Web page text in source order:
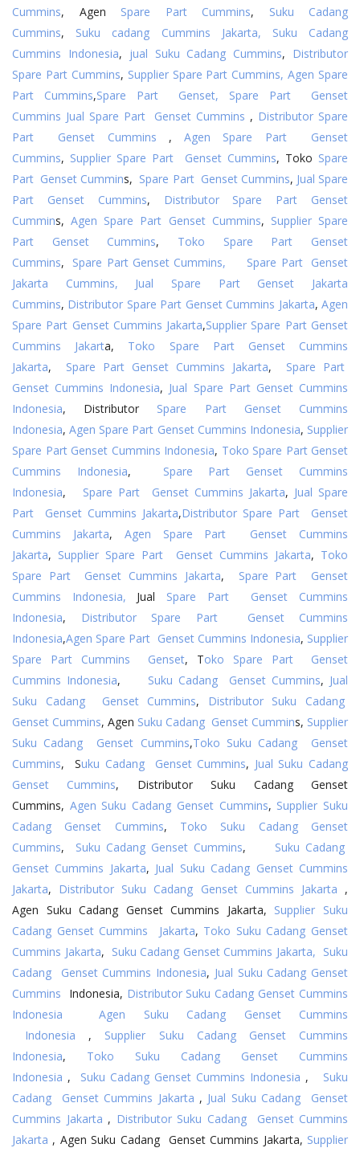
Cummins, Agen Spare Part Cummins, Suku Cadang
Cummins, Suku cadang Cummins Jakarta,
Suku Cadang
Cummins Indonesia, jual Suku Cadang Cummins, Distributor
Spare Part Cummins, Supplier Spare Part Cummins, Agen Spare
Part Cummins,Spare Part Genset,
Spare Part Genset
Cummins Jual Spare Part Genset Cummins , Distributor Spare
Part Genset Cummins ,Agen Spare Part Genset
Cummins, Supplier Spare Part Genset Cummins, Toko Spare
Part Genset Cummins, Spare Part Genset Cummins, Jual Spare
Part Genset Cummins, Distributor Spare Part Genset
Cummins,Agen Spare Part Genset Cummins, Supplier Spare
Part Genset Cummins, Toko Spare Part Genset
Cummins, Spare Part Genset Cummins,
Spare Part Genset
Jakarta Cummins,
Jual Spare Part Genset Jakarta
Cummins, Distributor Spare Part Genset Cummins Jakarta,Agen
Spare Part Genset Cummins Jakarta,Supplier Spare Part Genset
Cummins Jakarta, Toko Spare Part Genset Cummins
Jakarta, Spare Part Genset Cummins Jakarta, Spare Part
Genset Cummins Indonesia, Jual Spare Part Genset Cummins
Indonesia, Distributor Spare Part Genset Cummins
Indonesia,Agen Spare Part Genset Cummins Indonesia, Supplier
Spare Part Genset Cummins Indonesia, Toko Spare Part Genset
Cummins Indonesia, Spare Part Genset Cummins
Indonesia, Spare Part Genset Cummins Jakarta, Jual Spare
Part Genset Cummins Jakarta,Distributor Spare Part Genset
Cummins Jakarta, Agen Spare Part Genset Cummins
Jakarta, Supplier Spare Part Genset Cummins Jakarta, Toko
Spare Part Genset Cummins Jakarta, Spare Part Genset
Cummins Indonesia, Jual Spare Part Genset Cummins
Indonesia, Distributor Spare Part Genset Cummins
Indonesia,Agen Spare Part Genset Cummins Indonesia, Supplier
Spare Part Cummins Genset, Toko Spare Part Genset
Cummins Indonesia, Suku Cadang Genset Cummins, Jual
Suku Cadang Genset Cummins, Distributor Suku Cadang
Genset Cummins, Agen Suku Cadang Genset Cummins, Supplier
Suku Cadang Genset Cummins,Toko Suku Cadang Genset
Cummins, Suku Cadang Genset Cummins, Jual Suku Cadang
Genset Cummins, Distributor Suku Cadang Genset
Cummins, Agen Suku Cadang Genset Cummins, Supplier Suku
Cadang Genset Cummins, Toko Suku Cadang Genset
Cummins, Suku Cadang Genset Cummins, Suku Cadang
Genset Cummins Jakarta, Jual Suku Cadang Genset Cummins
Jakarta, Distributor Suku Cadang Genset Cummins Jakarta ,
Agen Suku Cadang Genset Cummins Jakarta, Supplier Suku
Cadang Genset Cummins Jakarta, Toko Suku Cadang Genset
Cummins Jakarta, Suku Cadang Genset Cummins Jakarta, Suku
Cadang Genset Cummins Indonesia, Jual Suku Cadang Genset
Cummins Indonesia, Distributor Suku Cadang Genset Cummins
Indonesia
Agen Suku Cadang Genset Cummins
Indonesia , Supplier Suku Cadang Genset Cummins
Indonesia, Toko Suku Cadang Genset Cummins
Indonesia , Suku Cadang Genset Cummins Indonesia , Suku
Cadang Genset Cummins Jakarta , Jual Suku Cadang Genset
Cummins Jakarta , Distributor Suku Cadang Genset Cummins
Jakarta , Agen Suku Cadang Genset Cummins Jakarta, Supplier